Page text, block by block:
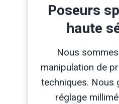
Poseurs
haute
Nous
manipulation de
techniques. Nous
réglage